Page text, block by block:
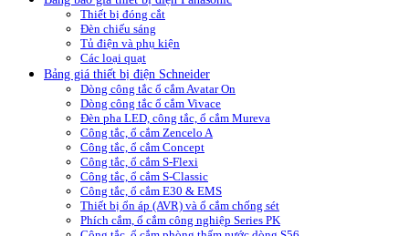
Thiết bị đóng cắt
Đèn chiếu sáng
Tủ điện và phụ kiện
Các loại quạt
Bảng giá thiết bị điện Schneider
Dòng công tắc ổ cắm Avatar On
Dòng công tắc ổ cắm Vivace
Đèn pha LED, công tắc, ổ cắm Mureva
Công tắc, ổ cắm Zencelo A
Công tắc, ổ cắm Concept
Công tắc, ổ cắm S-Flexi
Công tắc, ổ cắm S-Classic
Công tắc, ổ cắm E30 & EMS
Thiết bị ổn áp (AVR) và ổ cắm chống sét
Phích cắm, ổ cắm công nghiệp Series PK